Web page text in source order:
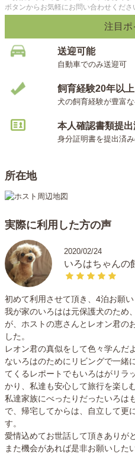
JR根岸線 山手駅から徒歩20
※メッセージをいただき事前
細なアクセスをご案内させて
自宅から片道30分圏内を目
離などの詳細はメッセージ
〈住まい環境〉
わんちゃんOKのマンション
わんちゃんは、LDKと続きの
てもらうこともできます。ど
に考えて、基本的に物を置
います。
〈近隣の環境〉
閑静な住宅地です。大通りか
なく、安全にお散歩をするこ
は愛犬家が多く集う広い公園
コースとなっています。
レオンがお世話になっている
車で5分程度です。
〈注意点〉
■頭数制限について
大切なわんちゃんを安全に責
るために、お預かりするわん
定させていただいています。
ボタンからお気軽にお問い合わせくださ
注目ポ
送迎可能
自動車でのみ送迎可
飼育経験20年以上
犬の飼育経験が豊富
本人確認書類提
身分証明書を提出済
所在地
実際に利用した方の声
2020/02/24
いろはちゃんの
初めて利用させて頂き、4泊お願い
我が家のいろはは元保護犬のため
が、ホストの恵さんとレオン君の
した。
レオン君の真似をして色々学んだ
ないろはのためにリビングで一緒
てくるレポートでもいろはがリラ
かり、私達も安心して旅行を楽し
私達家族にべったりだったいろは
で、帰宅してからは、自立して更
す。
愛情込めてお世話して頂きありが
また機会があれば是非お願いした